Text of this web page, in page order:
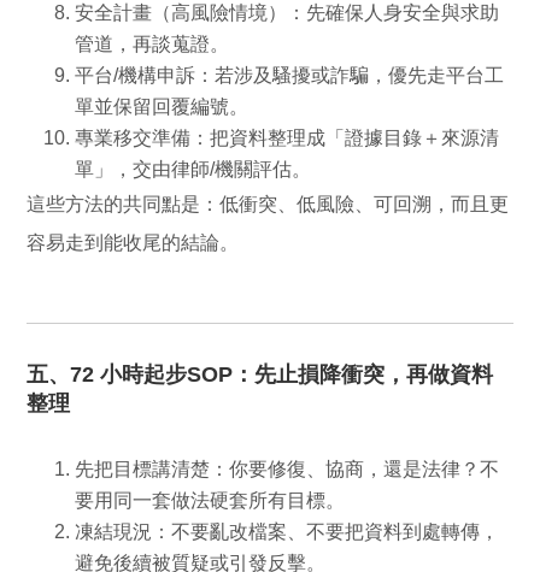
安全計畫（高風險情境）： 先確保人身安全與求助
管道，再談蒐證。
平台/機構申訴： 若涉及騷擾或詐騙，優先走平台工
單並保留回覆編號。
專業移交準備：把資料整理成「證據目錄＋來源清
單」，交由律師/機關評估。
這些方法的共同點是：低衝突、低風險、可回溯，而且更
容易走到能收尾的結論。
五、72 小時起步SOP：先止損降衝突，再做資料
整理
先把目標講清楚：你要修復、協商，還是法律？不
要用同一套做法硬套所有目標。
凍結現況：不要亂改檔案、不要把資料到處轉傳，
避免後續被質疑或引發反擊。